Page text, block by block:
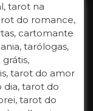
tarot na
do romance,
cartomante
tarólogas,
tarot do amor
dia, tarot do
tarot do